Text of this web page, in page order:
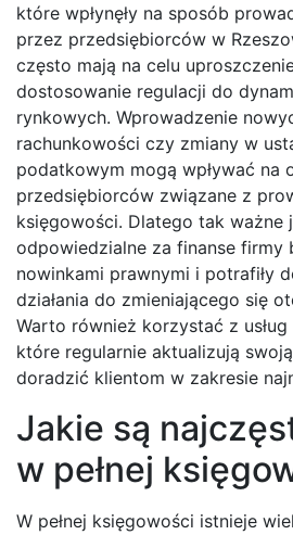
które wpłynęły na sposób
przez przedsiębiorców w
często mają na celu
dostosowanie regulacji do
rynkowych. Wprowadzenie
rachunkowości czy zmiany w
podatkowym mogą wpływać na
przedsiębiorców związane z
księgowości. Dlatego tak ważne
odpowiedzialne za finanse firmy
nowinkami prawnymi i potrafiły
działania do zmieniającego się
Warto również korzystać z
które regularnie aktualizują
doradzić klientom w zakresie
Jakie są
w pełnej
W pełnej księgowości istnieje